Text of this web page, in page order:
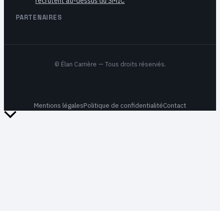
PARTENAIRES
© Élan Carrière — Tous droits réservés.
Mentions légalesPolitique de confidentialitéContact